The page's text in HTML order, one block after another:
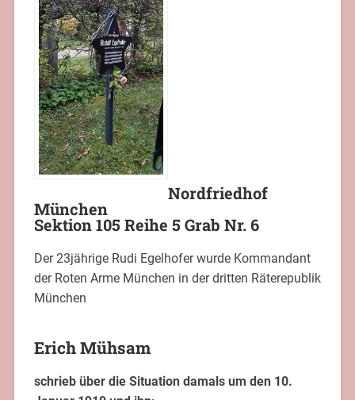
Nordfriedhof
München
Sektion 105 Reihe 5 Grab Nr. 6
Der 23jährige Rudi Egelhofer wurde Kommandant
der Roten Arme München in der dritten Räterepublik
München
Erich Mühsam
schrieb über die Situation damals um den 10.